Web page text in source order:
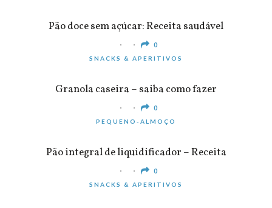
Pão doce sem açúcar: Receita saudável
0
SNACKS & APERITIVOS
Granola caseira – saiba como fazer
0
PEQUENO-ALMOÇO
Pão integral de liquidificador – Receita
0
SNACKS & APERITIVOS